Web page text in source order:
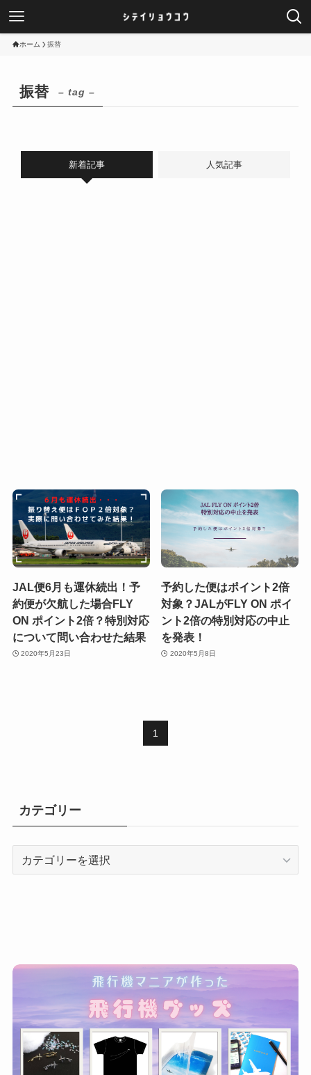
ホーム 振替
振替 – tag –
新着記事 人気記事
JAL便6月も運休続出！予
約便が欠航した場合FLY
ON ポイント2倍？特別対応
について問い合わせた結果
2020年5月23日
予約した便はポイント2倍
対象？JALがFLY ON ポイ
ント2倍の特別対応の中止
を発表！
2020年5月8日
1
カテゴリー